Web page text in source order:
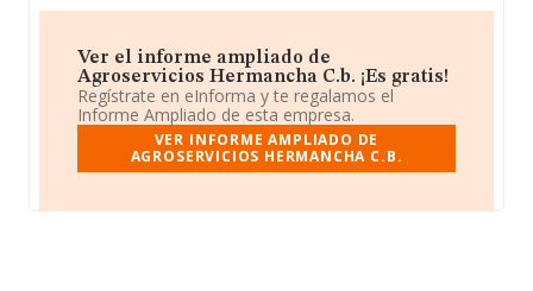
Ver el informe ampliado de
Agroservicios Hermancha C.b. ¡Es gratis!
Regístrate en eInforma y te regalamos el
Informe Ampliado de esta empresa.
VER INFORME AMPLIADO DE
AGROSERVICIOS HERMANCHA C.B.